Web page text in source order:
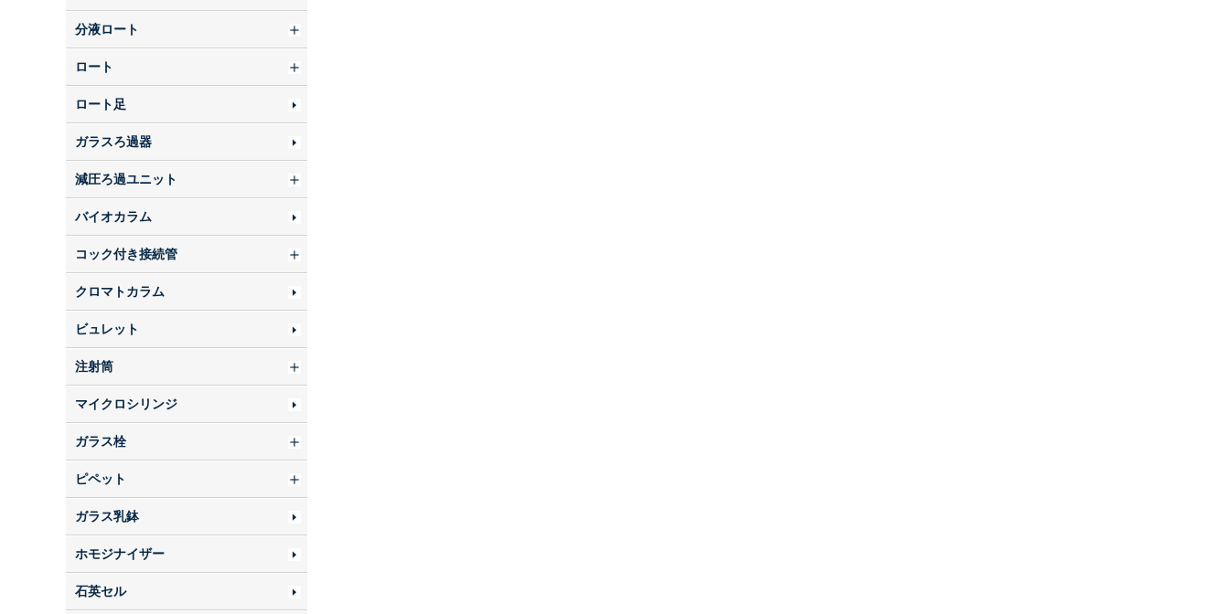
分液ロート
ロート
ロート足
ガラスろ過器
減圧ろ過ユニット
バイオカラム
コック付き接続管
クロマトカラム
ビュレット
注射筒
マイクロシリンジ
ガラス栓
ピペット
ガラス乳鉢
ホモジナイザー
石英セル